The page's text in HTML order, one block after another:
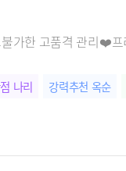
가한 고품격 관리❤️
나리 강력추천 옥순